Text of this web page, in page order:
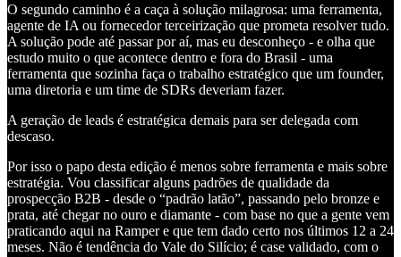
O segundo caminho é a caça à solução milagrosa: uma ferramenta,
agente de IA ou fornecedor terceirização que prometa resolver tudo.
A solução pode até passar por aí, mas eu desconheço - e olha que
estudo muito o que acontece dentro e fora do Brasil - uma
ferramenta que sozinha faça o trabalho estratégico que um founder,
uma diretoria e um time de SDRs deveriam fazer.
A geração de leads é estratégica demais para ser delegada com
descaso.
Por isso o papo desta edição é menos sobre ferramenta e mais sobre
estratégia. Vou classificar alguns padrões de qualidade da
prospecção B2B - desde o “padrão latão”, passando pelo bronze e
prata, até chegar no ouro e diamante - com base no que a gente vem
praticando aqui na Ramper e que tem dado certo nos últimos 12 a 24
meses. Não é tendência do Vale do Silício; é case validado, com o